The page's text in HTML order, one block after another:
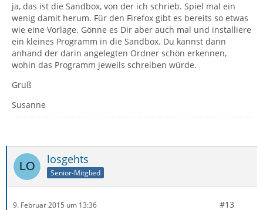
ja, das ist die Sandbox, von der ich schrieb. Spiel mal ein
wenig damit herum. Für den Firefox gibt es bereits so etwas
wie eine Vorlage. Gönne es Dir aber auch mal und installiere
ein kleines Programm in die Sandbox. Du kannst dann
anhand der darin angelegten Ordner schön erkennen,
wohin das Programm jeweils schreiben würde.
Gruß
Susanne
losgehts
Senior-Mitglied
9. Februar 2015 um 13:36 #13